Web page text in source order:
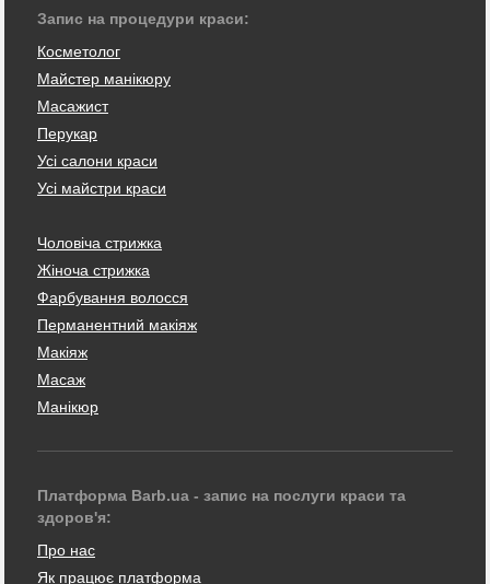
Запис на процедури краси:
Косметолог
Майстер манікюру
Масажист
Перукар
Усі салони краси
Усі майстри краси
Чоловіча стрижка
Жіноча стрижка
Фарбування волосся
Перманентний макіяж
Макіяж
Масаж
Манікюр
Платформа Barb.ua - запис на послуги краси та
здоров'я:
Про нас
Як працює платформа